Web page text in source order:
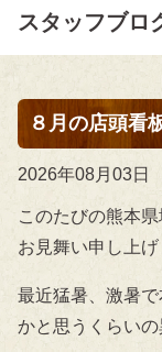
スタッフブロ
８月の店頭
2026年08月03日
このたびの熊本
お見舞い申し上げ
最近猛暑、激暑
かと思うくらい